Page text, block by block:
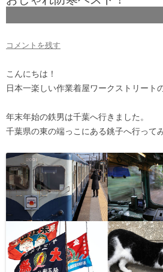
コメントを残す
こんにちは！
日本一楽しい作業着屋ワークストリート
年末年始の鉄男は千葉へ行きました。
千葉県の東の端っこにある銚子へ行って